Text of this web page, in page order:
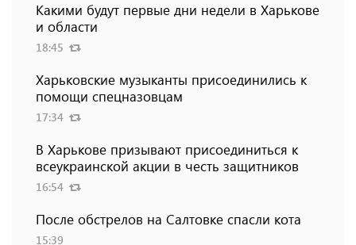
Какими будут первые дни недели в Харькове
и области
18:45
Харьковские музыканты присоединились к
помощи спецназовцам
17:34
В Харькове призывают присоединиться к
всеукраинской акции в честь защитников
16:54
После обстрелов на Салтовке спасли кота
15:39